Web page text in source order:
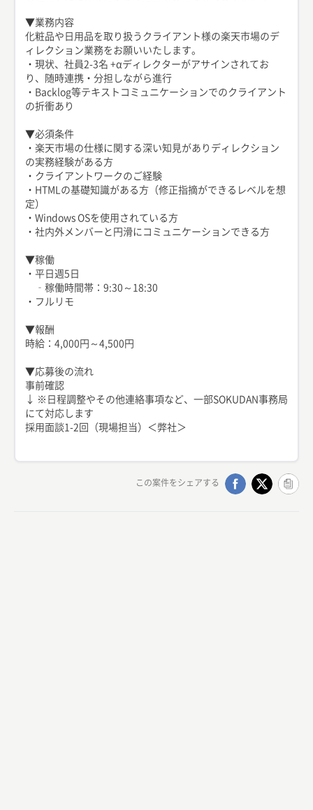
▼業務内容
化粧品や日用品を取り扱うクライアント様の楽天市場のデ
ィレクション業務をお願いいたします。
・現状、社員2-3名 +αディレクターがアサインされてお
り、随時連携・分担しながら進行
・Backlog等テキストコミュニケーションでのクライアント
の折衝あり
▼必須条件
・楽天市場の仕様に関する深い知見がありディレクション
の実務経験がある方
・クライアントワークのご経験
・HTMLの基礎知識がある方（修正指摘ができるレベルを想
定）
・Windows OSを使用されている方
・社内外メンバーと円滑にコミュニケーションできる方
▼稼働
・平日週5日
‐稼働時間帯：9:30～18:30
・フルリモ
▼報酬
時給：4,000円～4,500円
▼応募後の流れ
事前確認
↓ ※日程調整やその他連絡事項など、一部SOKUDAN事務局
にて対応します
採用面談1-2回（現場担当）＜弊社＞
この案件をシェアする